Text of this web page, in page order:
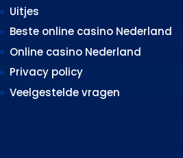
Uitjes
Beste online casino Nederland
Online casino Nederland
Privacy policy
Veelgestelde vragen